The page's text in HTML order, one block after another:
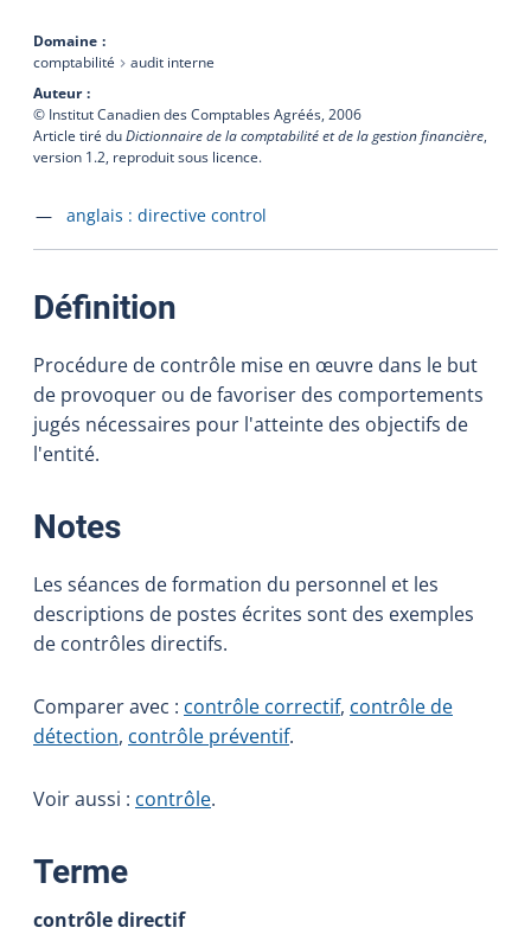
Domaine
comptabilité
audit interne
Auteur
© Institut Canadien des Comptables Agréés, 2006
Article tiré duDictionnaire de la comptabilité et de la gestion financière,
version 1.2, reproduit sous licence.
Accéder à la fiche en
anglais : directive control
Définition
Procédure de contrôle mise en œuvre dans le but
de provoquer ou de favoriser des comportements
jugés nécessaires pour l'atteinte des objectifs de
l'entité.
Notes:
Les séances de formation du personnel et les
descriptions de postes écrites sont des exemples
de contrôles directifs.
Comparer avec : contrôle correctif, contrôle de
détection, contrôle préventif.
Voir aussi : contrôle.
Terme:
contrôle directif